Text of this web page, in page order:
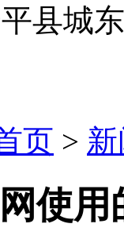
县城
页 >
使用